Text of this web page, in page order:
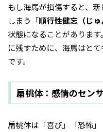
もし海馬が損傷すると、
しまう「順行性健忘（じゅ
状態になることがありま
に残すために、海馬はと
です。
扁桃体：感情のセン
扁桃体は「喜び」「恐怖